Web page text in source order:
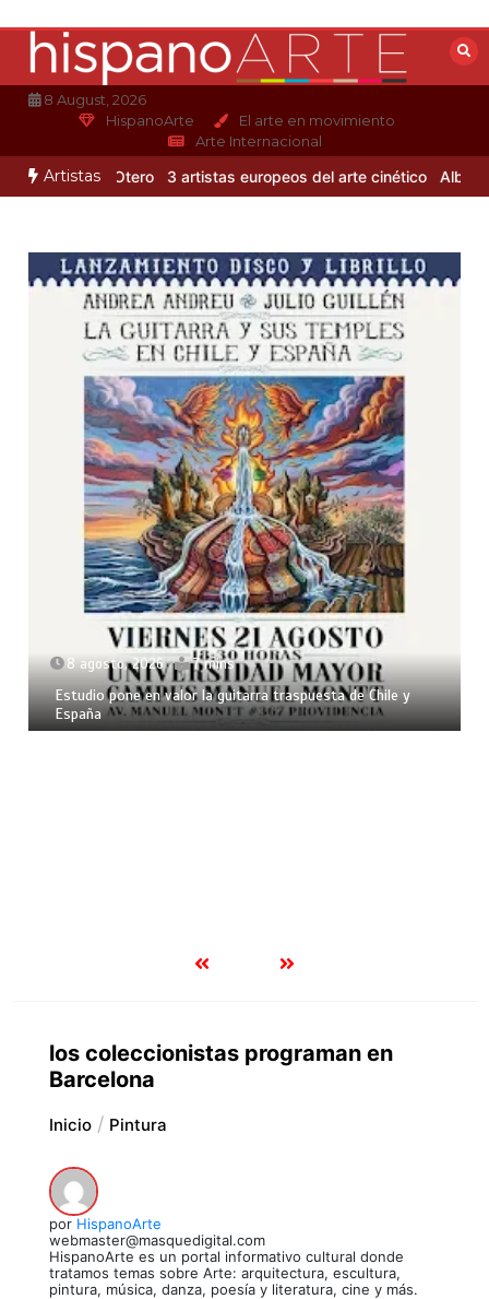
contenido
8 August, 2026
HispanoArte
El arte en movimiento
Arte Internacional
Artistas
Alejandro Otero 3 artistas europeos del arte cinético Albert
8 agosto, 2026 7 mins
Estudio pone en valor la guitarra traspuesta de Chile y
España
los coleccionistas programan en
Barcelona
Inicio Pintura
por HispanoArte
webmaster@masquedigital.com
HispanoArte es un portal informativo cultural donde
tratamos temas sobre Arte: arquitectura, escultura,
pintura, música, danza, poesía y literatura, cine y más.